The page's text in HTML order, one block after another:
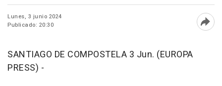
Lunes, 3 junio 2024
Publicado: 20:30
SANTIAGO DE COMPOSTELA 3 Jun. (EUROPA
PRESS) -